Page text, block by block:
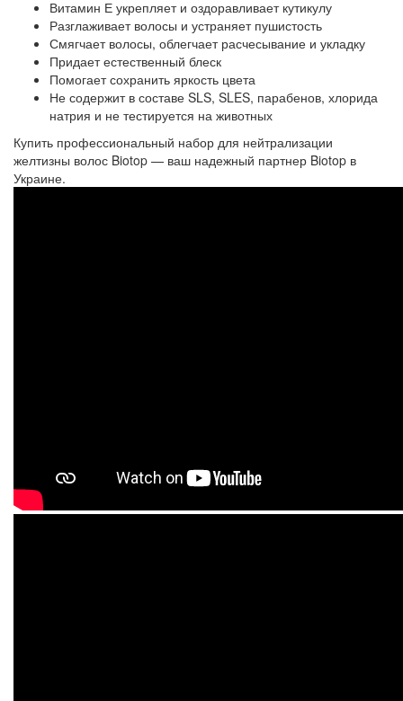
Витамин Е укрепляет и оздоравливает кутикулу
Разглаживает волосы и устраняет пушистость
Смягчает волосы, облегчает расчесывание и укладку
Придает естественный блеск
Помогает сохранить яркость цвета
Не содержит в составе SLS, SLES, парабенов, хлорида
натрия и не тестируется на животных
Купить профессиональный набор для нейтрализации
желтизны волос Biotop — ваш надежный партнер Biotop в
Украине.